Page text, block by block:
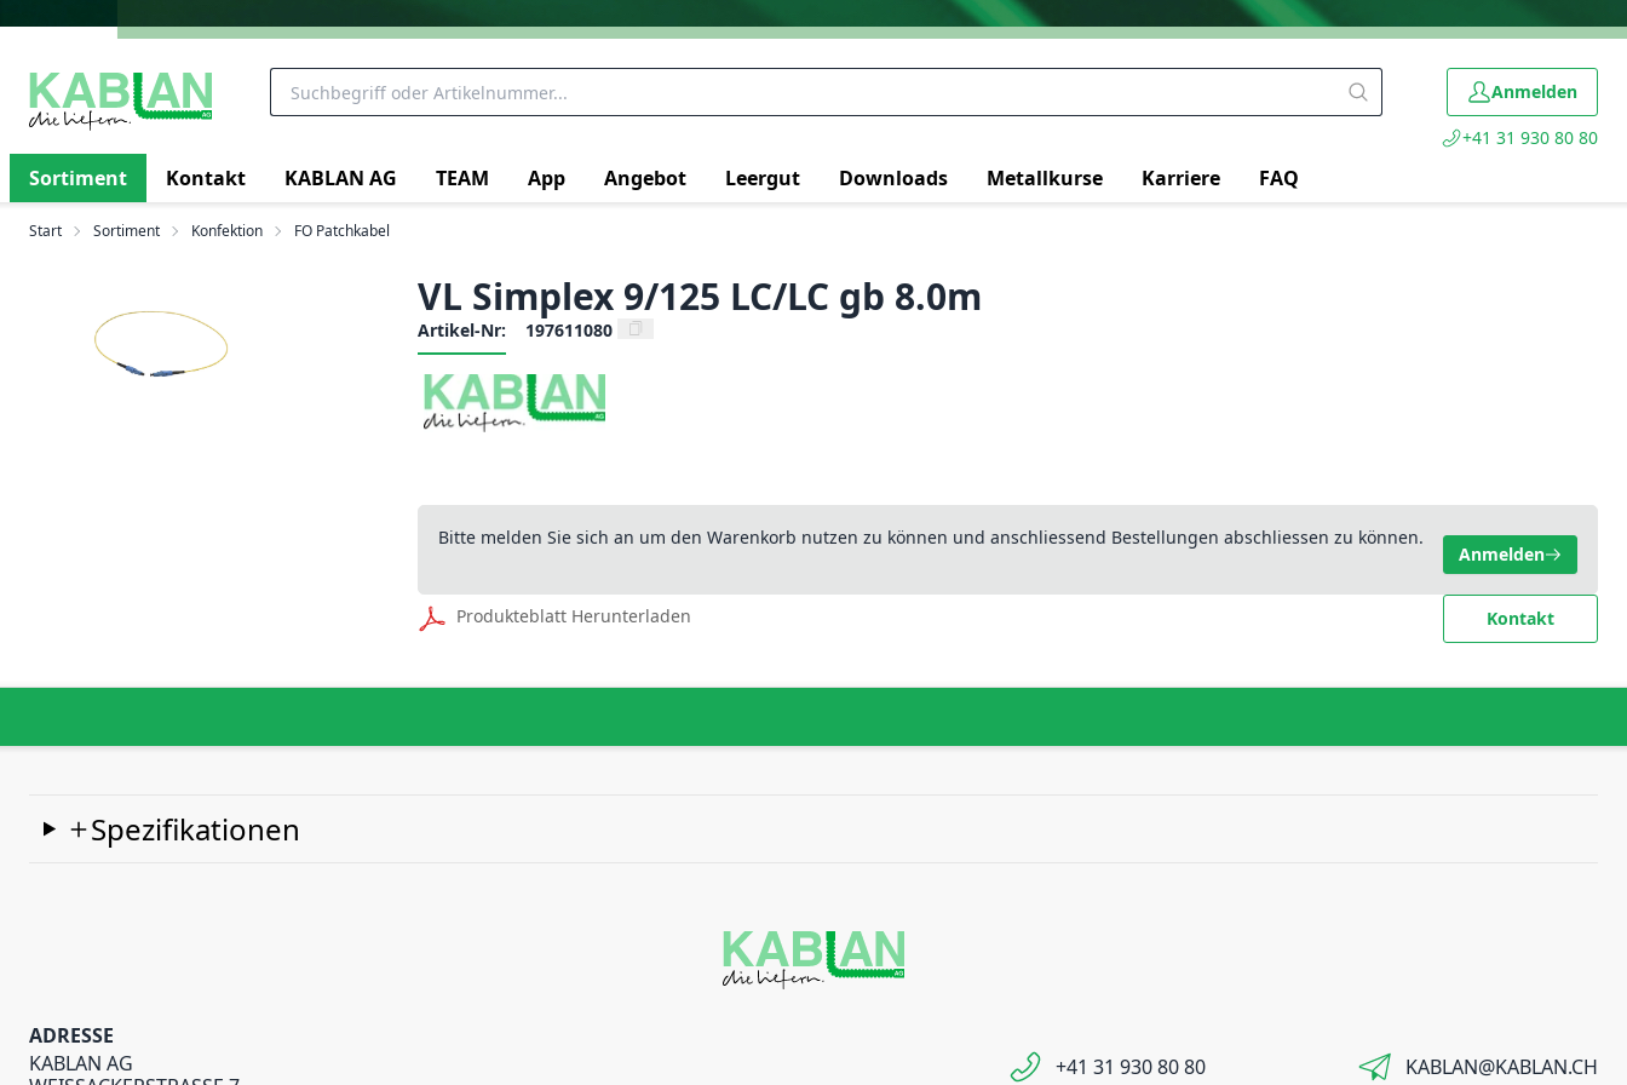
Anmelden
+41 31 930 80 80
Sortiment Kontakt KABLAN AG TEAM App Angebot Leergut Downloads Metallkurse Karriere FAQ
Start Sortiment Konfektion FO Patchkabel
VL Simplex 9/125 LC/LC gb 8.0m
Artikel-Nr: 197611080
Bitte melden Sie sich an um den Warenkorb nutzen zu können und anschliessend Bestellungen abschliessen zu können.
Anmelden
Produkteblatt Herunterladen Kontakt
Spezifikationen
ADRESSE
KABLAN AG
+41 31 930 80 80 KABLAN@KABLAN.CH